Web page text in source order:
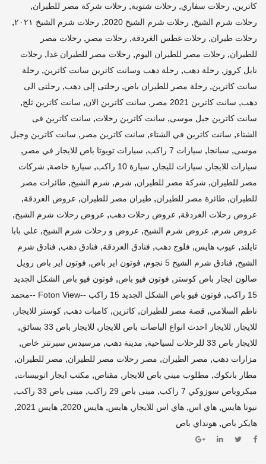
كاترين, رحلات سفاري, رحلات شتوية, رحلات شركة مصر للطيران,
رحلات شرم الشيخ, رحلات شرم الشيخ 2020 , رحلات شرم الشيخ ٢٠٢١ ,
رحلات طيران, رحلات غطس الغردقة, رحلات مصر , رحلات مصر
للطيران, رحلات مصر للطيران اليوم, رحلات مصر للطيران غدا, رحلات
نايل كروز , رحلة دهب, رحلة دهب وسانت كاترين سانت كاترين, رحلة
سانت كاترين, رحلة مصر للطيران باص, رحلتى إلى دهب, رحلتى الى
دهب, سانت كاترين 2021 مصر , سانت كاترين الان, سانت كاترين ثلج,
سانت كاترين جبل موسى, سانت كاترين رحلات, سانت كاترين فى
الشتاء, سانت كاترين في الشتاء, سانت كاترين مصر , سانت كاترين وجبل
موسى, سبانجا, سيارات 7 راكب , سيارات تويوتا باص للايجار في مصر ,
سيارات للايجار , سيارات لليجار , سيارة 10 راكب , سيارة خاصة, شركات
مصر للطيران, شركة مصر للطيران, شرم, شرم الشيخ, طائرات مصر
للطيران, طائرة مصر للطيران, طيران مصر للطيران, عروض الغردقة,
عروض رحلات الغردقة, عروض رحلات دهب, عروض رحلات شرم الشيخ,
عروض شرم, عروض شرم الشيخ, عروض و رحلات شرم الشيخ, علي بابا
تايلند, عيوب هايس, فلوج دهب, فنادق الغردقة, فنادق دهب, فنادق شرم
الشيخ, فنادق شرم الشيخ 5 نجوم , فوتون اير باص, فوتون اير باص رويل
صالون ايجار باص كوستر , فوتون فيو باص, فوتون فيو باص الشكل الجديد
15 راكب
,
فوتون فيو باص الشكل الجديد 15 راكب --Foton View --محمد
ناظم السلامي, قصة مصر للطيران, كاترين, كامبات دهب, كوستر للايجار ,
للايجار , للايجار احدث انواع الباصات باص للايجار , للايجار باص 33 بسائق ,
للايجار باص 33 للرحلات لسياحية , مدينة دهب, مرسيدس سبرنتر خاص,
مزارات دهب, مصر الطيران, مصر رحلات مصر للطيران, مصر للطيران,
مطار بانكوك, مطلوب ميني باص للايجار , مقناص, مكتب ايجار اتوبيسات,
ميكروباص سوزوكي 7 راكب , مينى باص 29 راكب , مينى باص 33 راكب ,
نيوتا هايس, هاي اس, هاي اس للايجار , هايس, هايس 2020 , هايس 2021 ,
هايكر باص, هونداي باص